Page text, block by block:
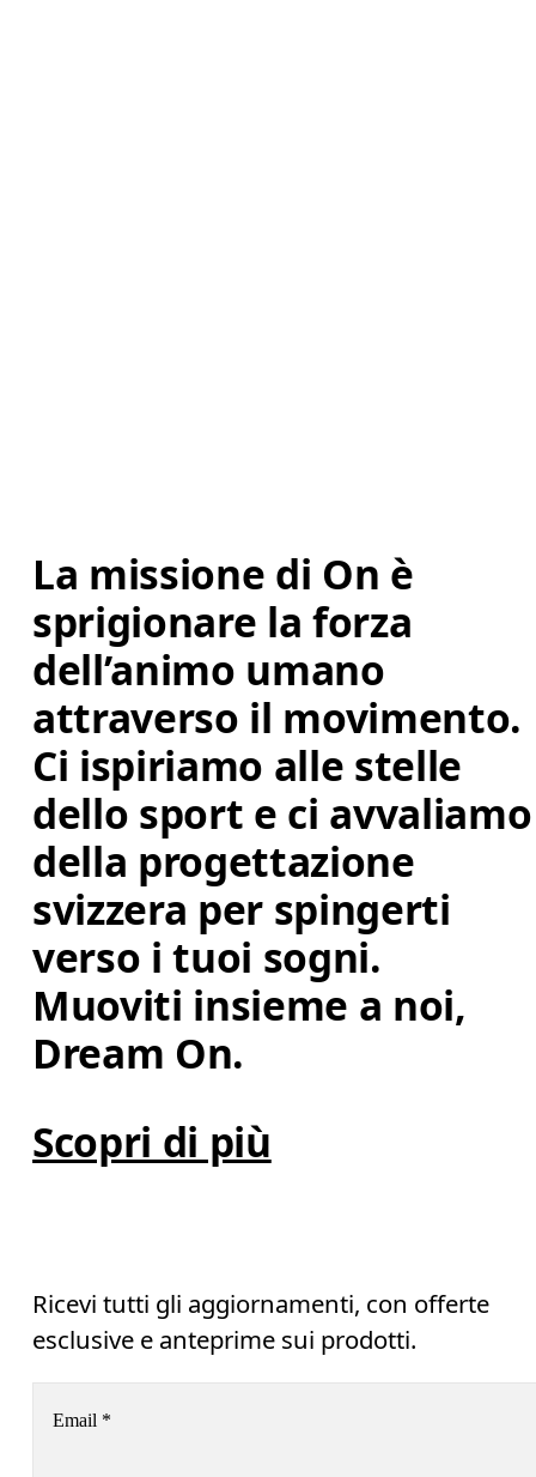
La missione di On è
sprigionare la forza
dell’animo umano
attraverso il movimento.
Ci ispiriamo alle stelle
dello sport e ci
della progettazione
svizzera per spingerti
verso i tuoi sogni.
Muoviti insieme a noi,
Dream On.
Scopri di più
Ricevi tutti gli aggiornamenti, con offerte
esclusive e anteprime sui prodotti.
Email *